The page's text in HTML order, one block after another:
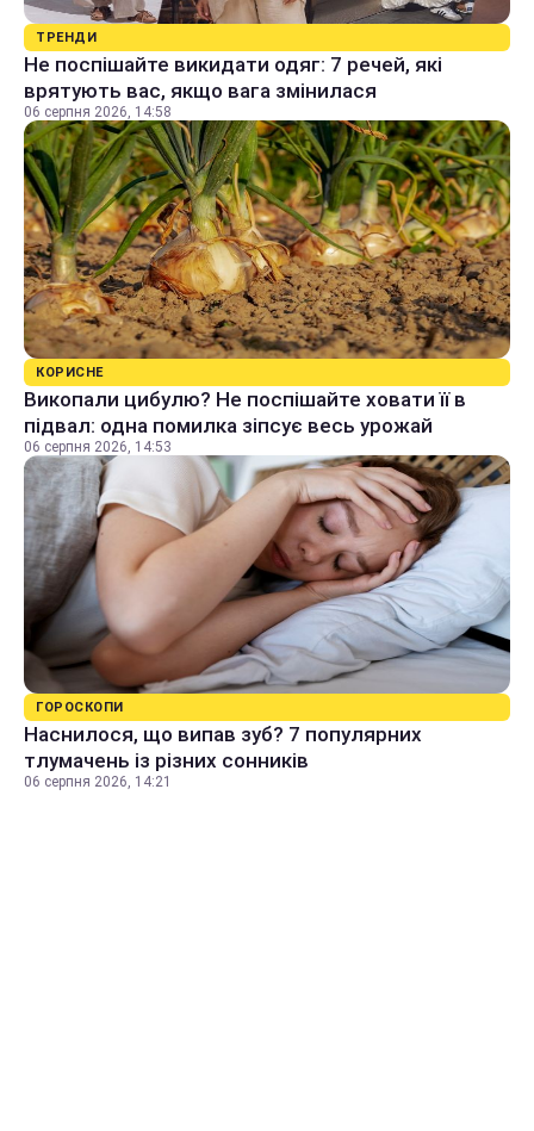
ТРЕНДИ
Не поспішайте викидати одяг: 7 речей, які
врятують вас, якщо вага змінилася
06 серпня 2026, 14:58
КОРИСНЕ
Викопали цибулю? Не поспішайте ховати її в
підвал: одна помилка зіпсує весь урожай
06 серпня 2026, 14:53
ГОРОСКОПИ
Наснилося, що випав зуб? 7 популярних
тлумачень із різних сонників
06 серпня 2026, 14:21